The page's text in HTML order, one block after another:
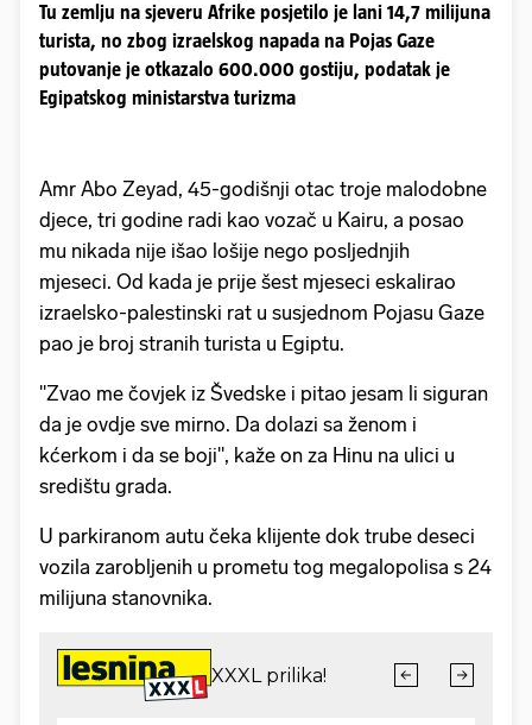
Tu zemlju na sjeveru Afrike posjetilo je lani 14,7 milijuna
turista, no zbog izraelskog napada na Pojas Gaze
putovanje je otkazalo 600.000 gostiju, podatak je
Egipatskog ministarstva turizma
Amr Abo Zeyad, 45-godišnji otac troje malodobne
djece, tri godine radi kao vozač u Kairu, a posao
mu nikada nije išao lošije nego posljednjih
mjeseci. Od kada je prije šest mjeseci eskalirao
izraelsko-palestinski rat u susjednom Pojasu Gaze
pao je broj stranih turista u Egiptu.
"Zvao me čovjek iz Švedske i pitao jesam li siguran
da je ovdje sve mirno. Da dolazi sa ženom i
kćerkom i da se boji", kaže on za Hinu na ulici u
središtu grada.
U parkiranom autu čeka klijente dok trube deseci
vozila zarobljenih u prometu tog megalopolisa s 24
milijuna stanovnika.